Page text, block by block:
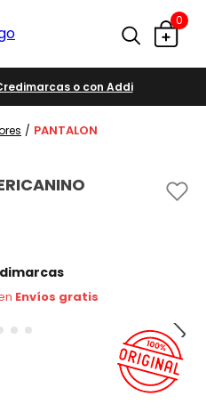
0
o con Addi
PANTALON
Envíos gratis